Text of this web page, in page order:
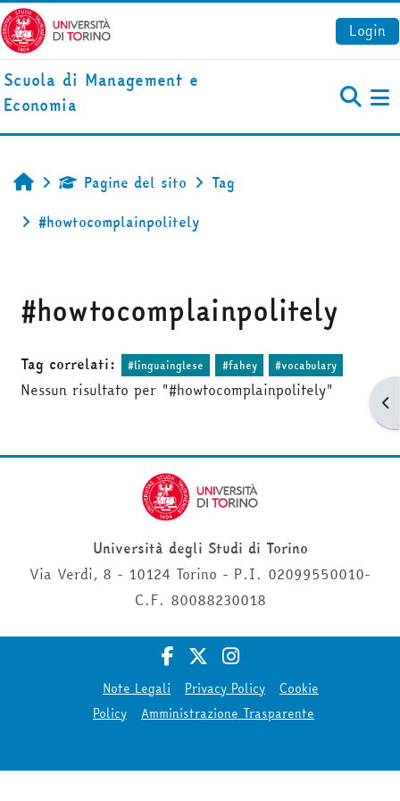
Vai al contenuto principale
Login
Scuola di Management e
Economia
HomePagine del sito
Tag
#howtocomplainpolitely
#howtocomplainpolitely
Tag correlati: #linguainglese #fahey #vocabulary
Nessun risultato per "#howtocomplainpolitely"
Università degli Studi di Torino
Via Verdi, 8 - 10124 Torino - P.I. 02099550010-
C.F. 80088230018
Note Legali Privacy Policy
Cookie
Policy
Amministrazione Trasparente